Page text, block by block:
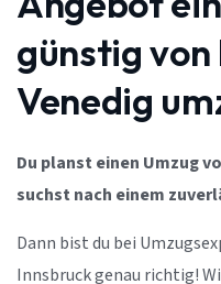
günstig von
Venedig
Du planst einen Umzug
suchst nach einem
Dann bist du bei
Innsbruck genau richtig!